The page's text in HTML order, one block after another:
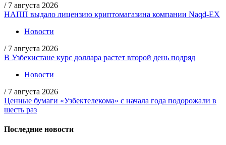
/ 7 августа 2026
НАПП выдало лицензию криптомагазина компании Naqd-EX
Новости
/ 7 августа 2026
В Узбекистане курс доллара растет второй день подряд
Новости
/ 7 августа 2026
Ценные бумаги «Узбектелекома» с начала года подорожали в
шесть раз
Последние новости